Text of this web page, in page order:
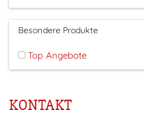
Besondere Produkte
Top Angebote
KONTAKT